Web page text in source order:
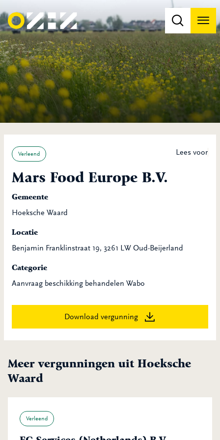
Lees voor
Verleend
Mars Food Europe B.V.
Gemeente
Hoeksche Waard
Locatie
Benjamin Franklinstraat 19, 3261 LW Oud-Beijerland
Categorie
Aanvraag beschikking behandelen Wabo
Download vergunning
Meer vergunningen uit Hoeksche
Waard
Verleend